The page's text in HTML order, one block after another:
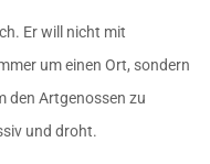
Er will nicht mit
um einen Ort, sondern
den Artgenossen zu
und droht.